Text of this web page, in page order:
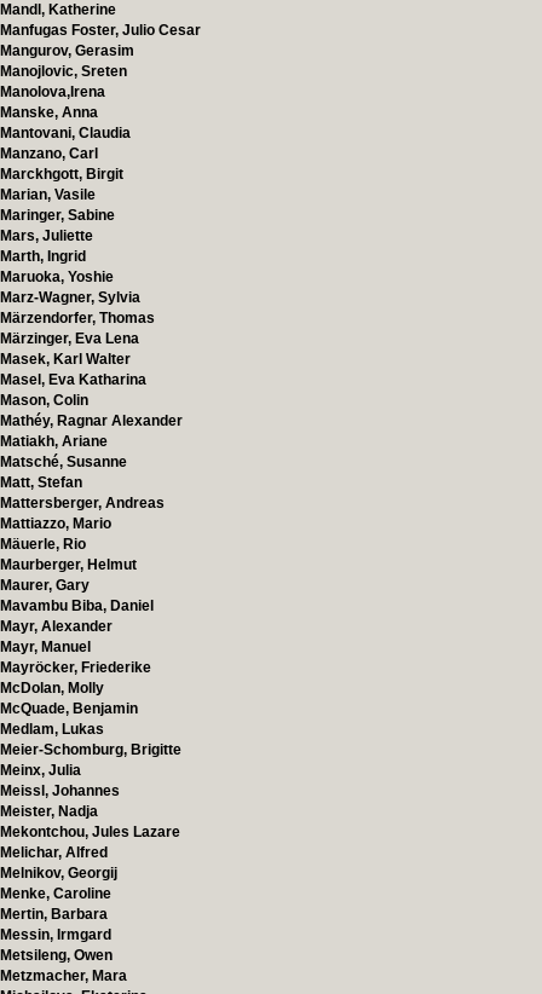
Mandl, Katherine
Manfugas Foster, Julio Cesar
Mangurov, Gerasim
Manojlovic, Sreten
Manolova,Irena
Manske, Anna
Mantovani, Claudia
Manzano, Carl
Marckhgott, Birgit
Marian, Vasile
Maringer, Sabine
Mars, Juliette
Marth, Ingrid
Maruoka, Yoshie
Marz-Wagner, Sylvia
Märzendorfer, Thomas
Märzinger, Eva Lena
Masek, Karl Walter
Masel, Eva Katharina
Mason, Colin
Mathéy, Ragnar Alexander
Matiakh, Ariane
Matsché, Susanne
Matt, Stefan
Mattersberger, Andreas
Mattiazzo, Mario
Mäuerle, Rio
Maurberger, Helmut
Maurer, Gary
Mavambu Biba, Daniel
Mayr, Alexander
Mayr, Manuel
Mayröcker, Friederike
McDolan, Molly
McQuade, Benjamin
Medlam, Lukas
Meier-Schomburg, Brigitte
Meinx, Julia
Meissl, Johannes
Meister, Nadja
Mekontchou, Jules Lazare
Melichar, Alfred
Melnikov, Georgij
Menke, Caroline
Mertin, Barbara
Messin, Irmgard
Metsileng, Owen
Metzmacher, Mara